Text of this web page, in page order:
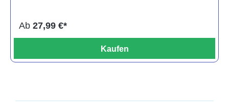
Ab 27,99 €*
Kaufen